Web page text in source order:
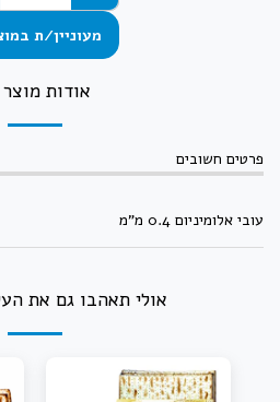
מעוניין/ת
אודות
פרטים חשובים
עובי אלומיניום 0.4 מ"מ
אולי תאהבו גם את